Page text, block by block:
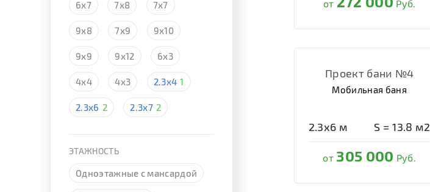
6х7 7х8 7х7
9х8 7х9 9х10
9х9 9х12 6х3
4х4 4х3 2.3х4 1
2.3х6 2 2.3х7 2
ЭТАЖНОСТЬ
Одноэтажные с мансардой
от Руб.
Проект бани №4
Мобильная баня
2.3х6 м S =13.8 м2
от 305 000 Руб.